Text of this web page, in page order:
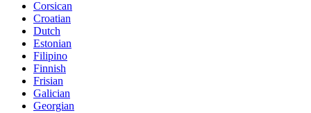
Corsican
Croatian
Dutch
Estonian
Filipino
Finnish
Frisian
Galician
Georgian